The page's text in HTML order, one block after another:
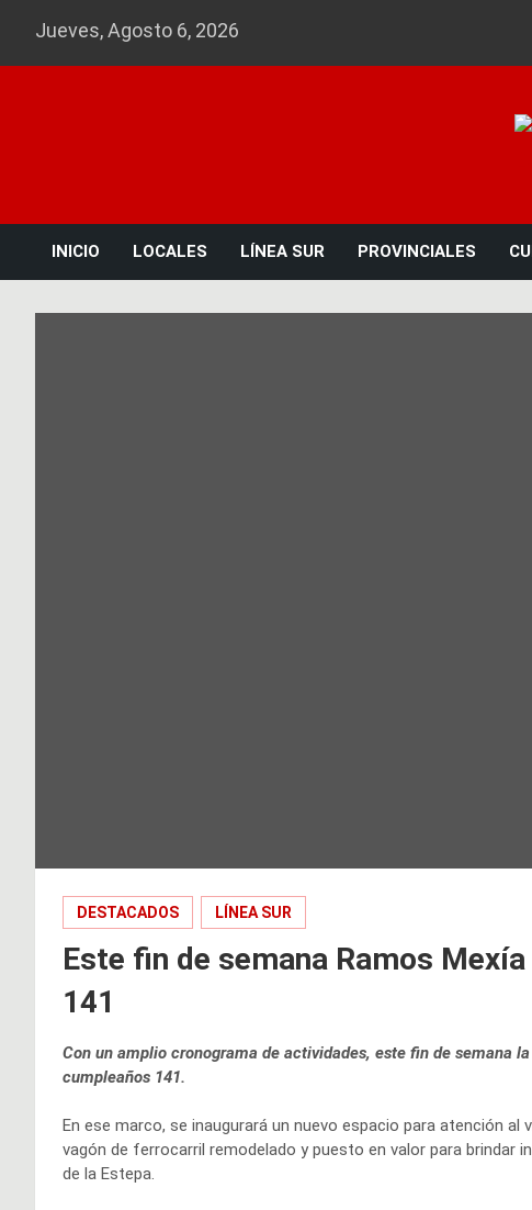
Jueves, Agosto 6, 2026
INICIO LOCALES LÍNEA SUR PROVINCIALES
DESTACADOS LÍNEA SUR
Este fin de semana Ramos
141
Con un amplio cronograma de actividades, este fin de semana
cumpleaños 141.
En ese marco, se inaugurará un nuevo espacio para atención
vagón de ferrocarril remodelado y puesto en valor para
de la Estepa.